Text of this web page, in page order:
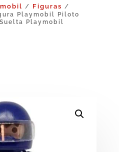
/ Figuras /
Playmobil Piloto
Playmobil